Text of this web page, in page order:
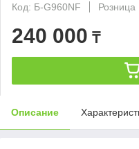
Код: Б-G960NF
Розница
240 000 ₸
Описание